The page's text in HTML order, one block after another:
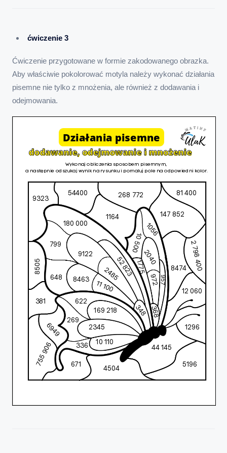
ćwiczenie 3
Ćwiczenie przygotowane w formie zakodowanego obrazka.
Aby właściwie pokolorować motyla należy wykonać działania
pisemne nie tylko z mnożenia, ale również z dodawania i
odejmowania.